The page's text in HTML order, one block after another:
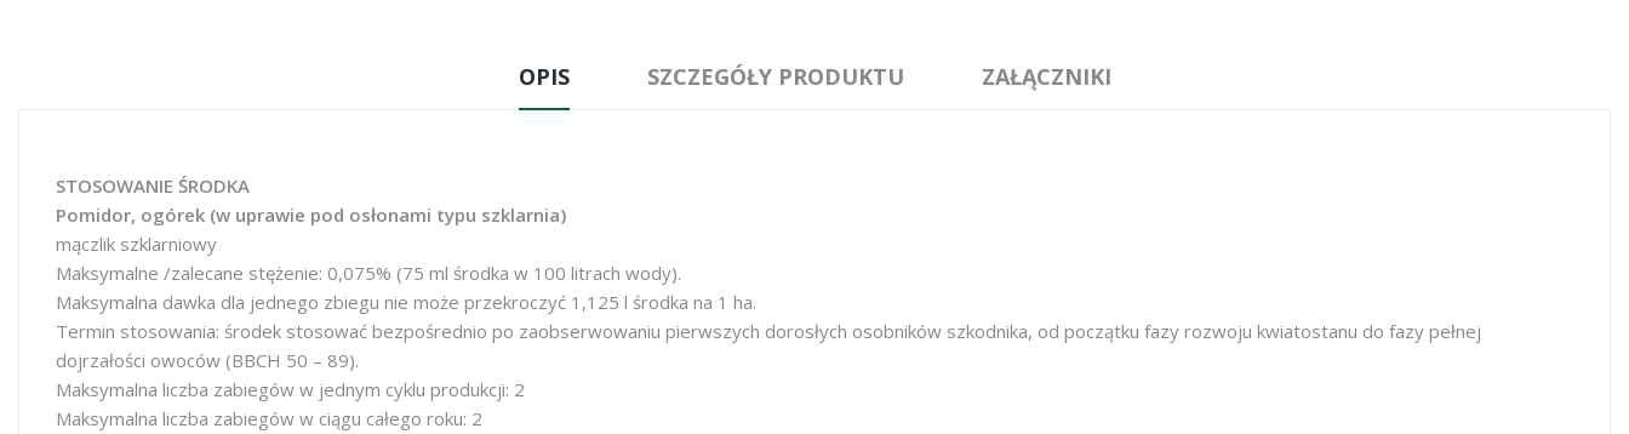
OPIS SZCZEGÓŁY PRODUKTU ZAŁĄCZNIKI
STOSOWANIE ŚRODKA
Pomidor, ogórek (w uprawie pod osłonami typu szklarnia)
mączlik szklarniowy
Maksymalne /zalecane stężenie: 0,075% (75 ml środka w 100 litrach wody).
Maksymalna dawka dla jednego zbiegu nie może przekroczyć 1,125 l środka na 1 ha.
Termin stosowania: środek stosować bezpośrednio po zaobserwowaniu pierwszych dorosłych osobników szkodnika, od początku fazy rozwoju kwiatostanu do fazy pełnej
dojrzałości owoców (BBCH 50 – 89).
Maksymalna liczba zabiegów w jednym cyklu produkcji: 2
Maksymalna liczba zabiegów w ciągu całego roku: 2